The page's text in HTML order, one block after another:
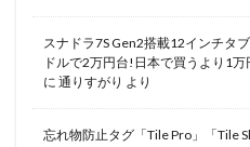
スナドラ7S Gen2搭載12インチタ
ドルで2万円台!日本で買うより1
に 通りすがり より
忘れ物防止タグ「Tile Pro」「Tile